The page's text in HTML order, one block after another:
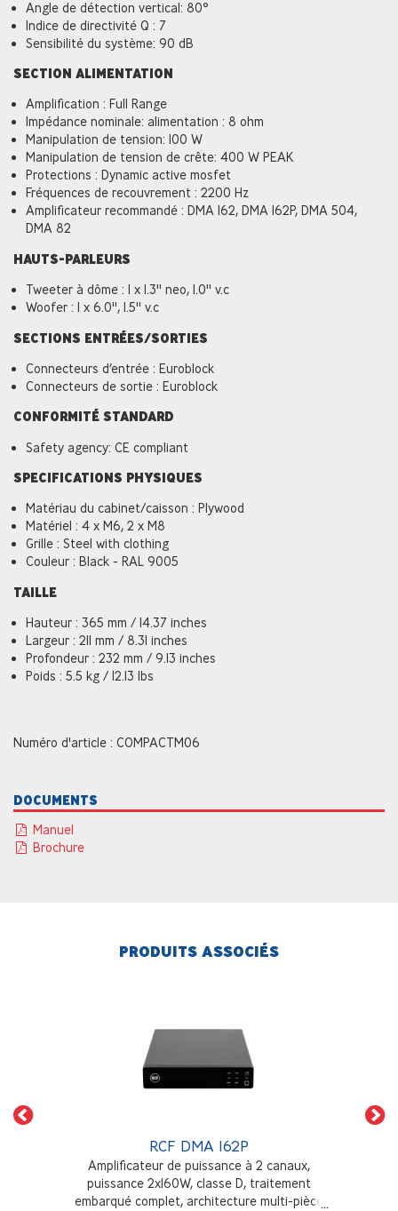
Angle de détection vertical: 80°
Indice de directivité Q : 7
Sensibilité du système: 90 dB
SECTION ALIMENTATION
Amplification : Full Range
Impédance nominale: alimentation : 8 ohm
Manipulation de tension: 100 W
Manipulation de tension de crête: 400 W PEAK
Protections : Dynamic active mosfet
Fréquences de recouvrement : 2200 Hz
Amplificateur recommandé : DMA 162, DMA 162P, DMA 504,
DMA 82
HAUTS-PARLEURS
Tweeter à dôme : 1 x 1.3'' neo, 1.0'' v.c
Woofer : 1 x 6.0'', 1.5'' v.c
SECTIONS ENTRÉES/SORTIES
Connecteurs d’entrée : Euroblock
Connecteurs de sortie : Euroblock
CONFORMITÉ STANDARD
Safety agency: CE compliant
SPECIFICATIONS PHYSIQUES
Matériau du cabinet/caisson : Plywood
Matériel : 4 x M6, 2 x M8
Grille : Steel with clothing
Couleur : Black - RAL 9005
TAILLE
Hauteur : 365 mm / 14.37 inches
Largeur : 211 mm / 8.31 inches
Profondeur : 232 mm / 9.13 inches
Poids : 5.5 kg / 12.13 lbs
Numéro d'article : COMPACTM06
DOCUMENTS
Manuel
Brochure
PRODUITS ASSOCIÉS
RCF DMA 162P
Amplificateur de puissance à 2 canaux,
puissance 2x160W, classe D, traitement
embarqué complet, architecture multi-pièce